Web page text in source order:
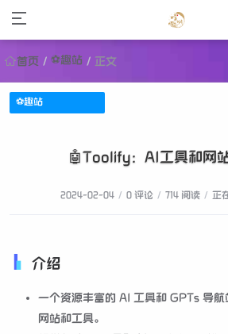
首页 / ⚽趣站 / 正文
⚽趣站
🤖Toolify：AI工具和网
2024-02-04 / 0 评论 / 714 阅读 / 正
介绍
一个资源丰富的 AI 工具和 GPTs 导
网站和工具。